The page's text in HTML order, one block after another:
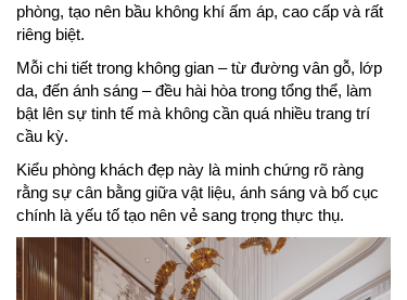
phòng, tạo nên bầu không khí ấm áp, cao cấp và rất
riêng biệt.
Mỗi chi tiết trong không gian – từ đường vân gỗ, lớp
da, đến ánh sáng – đều hài hòa trong tổng thể, làm
bật lên sự tinh tế mà không cần quá nhiều trang trí
cầu kỳ.
Kiểu phòng khách đẹp này là minh chứng rõ ràng
rằng sự cân bằng giữa vật liệu, ánh sáng và bố cục
chính là yếu tố tạo nên vẻ sang trọng thực thụ.